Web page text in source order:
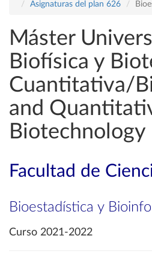
Asignaturas del plan 626
Máster
Biofísica y
Cuantitativa/
and
Biotechnology
Facultad de
Bioestadística y
Curso 2021-2022